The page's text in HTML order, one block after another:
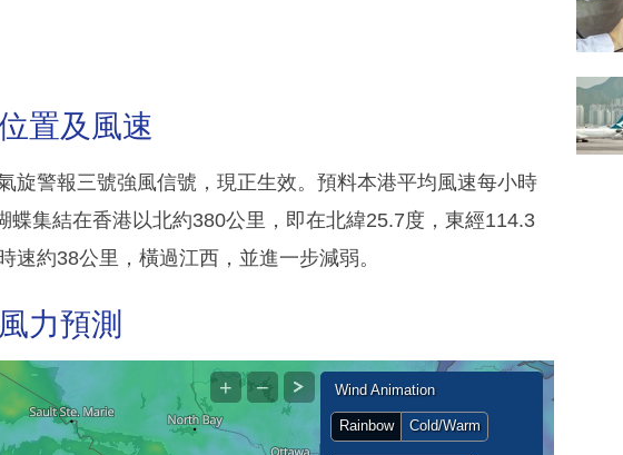
置及風速
旋警報三號強風信號，現正生效。預料本港平均風速每小時
集結在香港以北約380公里，即在北緯25.7度，東經114.3
速約38公里，橫過江西，並進一步減弱。
力預測